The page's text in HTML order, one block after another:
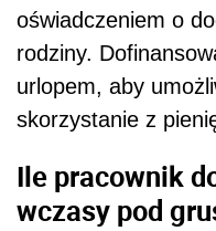
oświadczeniem o
rodziny.
urlopem, aby
skorzystanie z
Ile pracownik
wczasy pod